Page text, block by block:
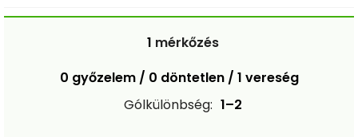
1 mérkőzés
0 győzelem / 0 döntetlen / 1 vereség
Gólkülönbség: 1–2